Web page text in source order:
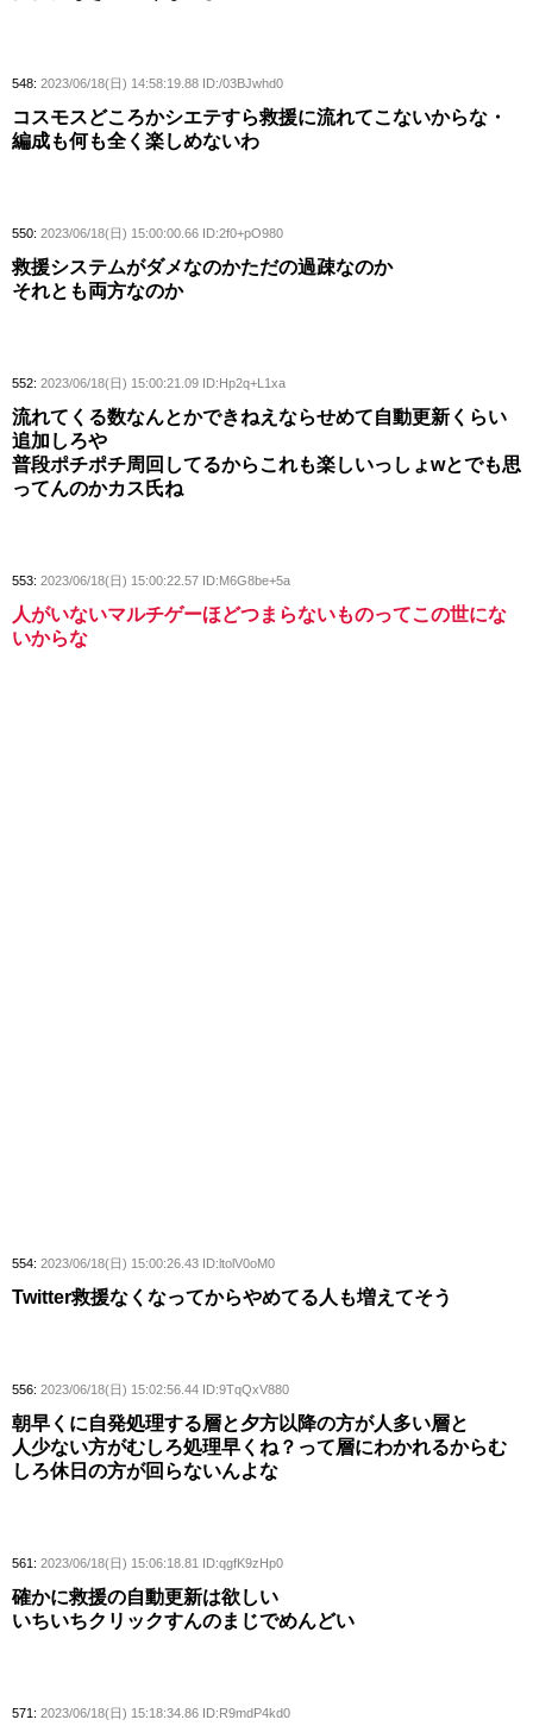
548: 2023/06/18(日) 14:58:19.88 ID:/03BJwhd0
コスモスどころかシエテすら救援に流れてこないからな・
編成も何も全く楽しめないわ
550: 2023/06/18(日) 15:00:00.66 ID:2f0+pO980
救援システムがダメなのかただの過疎なのか
それとも両方なのか
552: 2023/06/18(日) 15:00:21.09 ID:Hp2q+L1xa
流れてくる数なんとかできねえならせめて自動更新くらい
追加しろや
普段ポチポチ周回してるからこれも楽しいっしょwとでも思
ってんのかカス氏ね
553: 2023/06/18(日) 15:00:22.57 ID:M6G8be+5a
人がいないマルチゲーほどつまらないものってこの世にな
いからな
554: 2023/06/18(日) 15:00:26.43 ID:ltolV0oM0
Twitter救援なくなってからやめてる人も増えてそう
556: 2023/06/18(日) 15:02:56.44 ID:9TqQxV880
朝早くに自発処理する層と夕方以降の方が人多い層と
人少ない方がむしろ処理早くね？って層にわかれるからむ
しろ休日の方が回らないんよな
561: 2023/06/18(日) 15:06:18.81 ID:qgfK9zHp0
確かに救援の自動更新は欲しい
いちいちクリックすんのまじでめんどい
571: 2023/06/18(日) 15:18:34.86 ID:R9mdP4kd0